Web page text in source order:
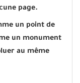
page.
un point de
un monument
au même